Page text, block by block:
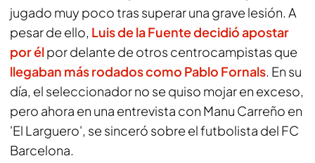
jugado muy poco tras superar una grave lesión. A
pesar de ello, Luis de la Fuente decidió apostar
por élpor delante de otros centrocampistas que
llegaban más rodados como Pablo Fornals. En su
día, el seleccionador no se quiso mojar en exceso,
pero ahora en una entrevista con Manu Carreño en
'El Larguero', se sinceró sobre el futbolista del FC
Barcelona.